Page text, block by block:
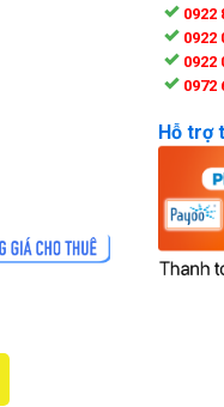
0922
0922
0922
0972
Hỗ trợ